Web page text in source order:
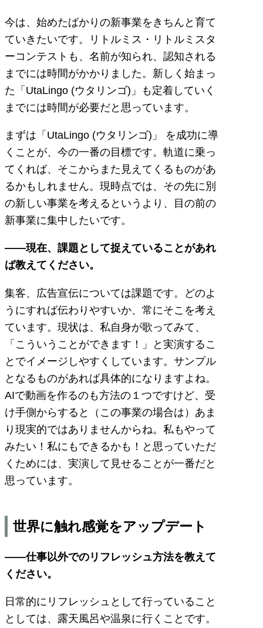
今は、始めたばかりの新事業をきちんと育て
ていきたいです。リトルミス・リトルミスタ
ーコンテストも、名前が知られ、認知される
までには時間がかかりました。新しく始まっ
た「UtaLingo (ウタリンゴ)」も定着していく
までには時間が必要だと思っています。
まずは「UtaLingo (ウタリンゴ)」 を成功に導
くことが、今の一番の目標です。軌道に乗っ
てくれば、そこからまた見えてくるものがあ
るかもしれません。現時点では、その先に別
の新しい事業を考えるというより、目の前の
新事業に集中したいです。
――現在、課題として捉えていることがあれ
ば教えてください。
集客、広告宣伝については課題です。どのよ
うにすれば伝わりやすいか、常にそこを考え
ています。現状は、私自身が歌ってみて、
「こういうことができます！」と実演するこ
とでイメージしやすくしています。サンプル
となるものがあれば具体的になりますよね。
AIで動画を作るのも方法の１つですけど、受
け手側からすると（この事業の場合は）あま
り現実的ではありませんからね。私もやって
みたい！私にもできるかも！と思っていただ
くためには、実演して見せることが一番だと
思っています。
世界に触れ感覚をアップデート
――仕事以外でのリフレッシュ方法を教えて
ください。
日常的にリフレッシュとして行っていること
としては、露天風呂や温泉に行くことです。